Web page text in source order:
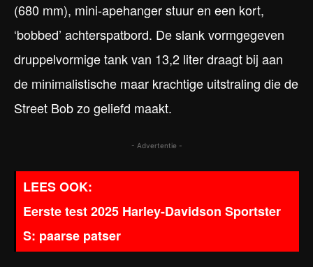
(680 mm), mini-apehanger stuur en een kort,
‘bobbed’ achterspatbord. De slank vormgegeven
druppelvormige tank van 13,2 liter draagt bij aan
de minimalistische maar krachtige uitstraling die de
Street Bob zo geliefd maakt.
- Advertentie -
Eerste test 2025 Harley-Davidson Sportster
S: paarse patser